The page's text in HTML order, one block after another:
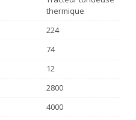
thermique
224
74
12
2800
4000